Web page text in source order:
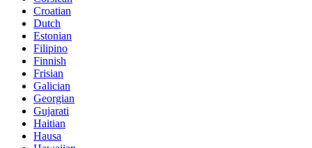
Croatian
Dutch
Estonian
Filipino
Finnish
Frisian
Galician
Georgian
Gujarati
Haitian
Hausa